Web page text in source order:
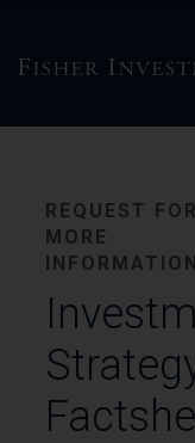
REQUEST FOR
MORE
INFORMATION